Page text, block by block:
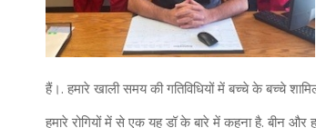
हैं।. हमारे खाली समय की गतिविधियों में बच्चे के बच्चे
हमारे रोगियों में से एक यह डॉ के बारे में कहना है. बीन और